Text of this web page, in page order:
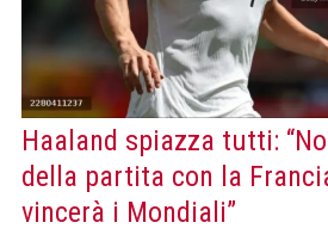
Haaland spiazza tutti:
della partita con la
vincerà i Mondiali”